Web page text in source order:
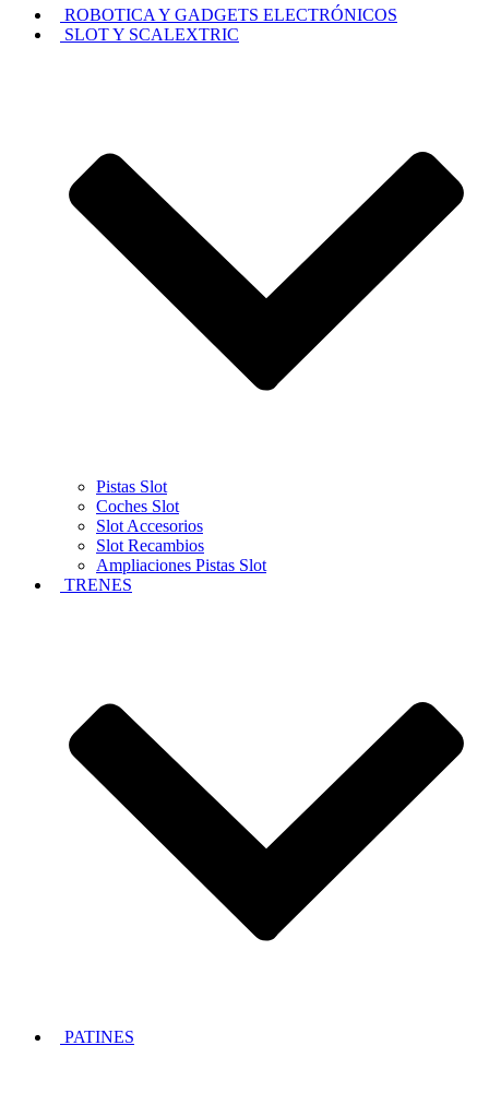
ROBOTICA Y GADGETS ELECTRÓNICOS
SLOT Y SCALEXTRIC
Pistas Slot
Coches Slot
Slot Accesorios
Slot Recambios
Ampliaciones Pistas Slot
TRENES
PATINES